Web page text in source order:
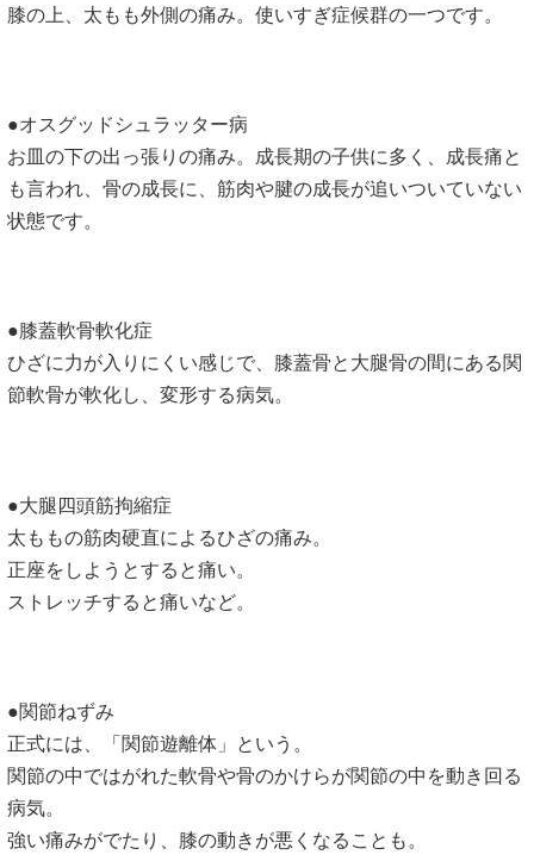
膝の上、太もも外側の痛み。使いすぎ症候群の一つです。
●オスグッドシュラッター病
お皿の下の出っ張りの痛み。成長期の子供に多く、成長痛と
も言われ、骨の成長に、筋肉や腱の成長が追いついていない
状態です。
●膝蓋軟骨軟化症
ひざに力が入りにくい感じで、膝蓋骨と大腿骨の間にある関
節軟骨が軟化し、変形する病気。
●大腿四頭筋拘縮症
太ももの筋肉硬直によるひざの痛み。
正座をしようとすると痛い。
ストレッチすると痛いなど。
●関節ねずみ
正式には、「関節遊離体」という。
関節の中ではがれた軟骨や骨のかけらが関節の中を動き回る
病気。
強い痛みがでたり、膝の動きが悪くなることも。